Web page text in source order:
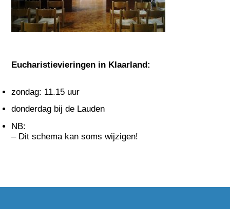
Eucharistievieringen in Klaarland:
zondag: 11.15 uur
donderdag bij de Lauden
NB:
– Dit schema kan soms wijzigen!